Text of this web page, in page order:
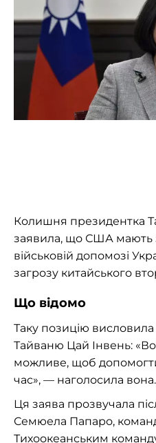
Колишня президентка
заявила, що США мають
військовій допомозі
загрозу китайського
Що відомо
Таку позицію
Тайваню Цай Інвень:
можливе, щоб
час», — наголосила вона.
Ця заява прозвучала
Семюела Папаро,
Тихоокеанським